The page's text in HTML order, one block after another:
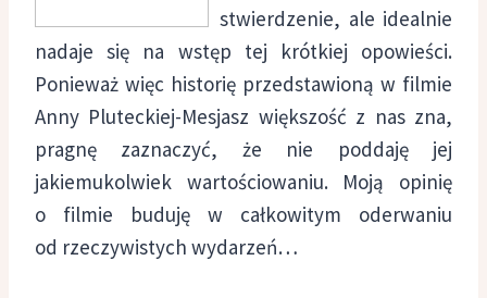
stwierdzenie, ale idealnie
nadaje się na wstęp tej krótkiej opowieści.
Ponieważ więc historię przedstawioną w filmie
Anny Pluteckiej-Mesjasz większość z nas zna,
pragnę zaznaczyć, że nie poddaję jej
jakiemukolwiek wartościowaniu. Moją opinię
o filmie buduję w całkowitym oderwaniu
od rzeczywistych wydarzeń…